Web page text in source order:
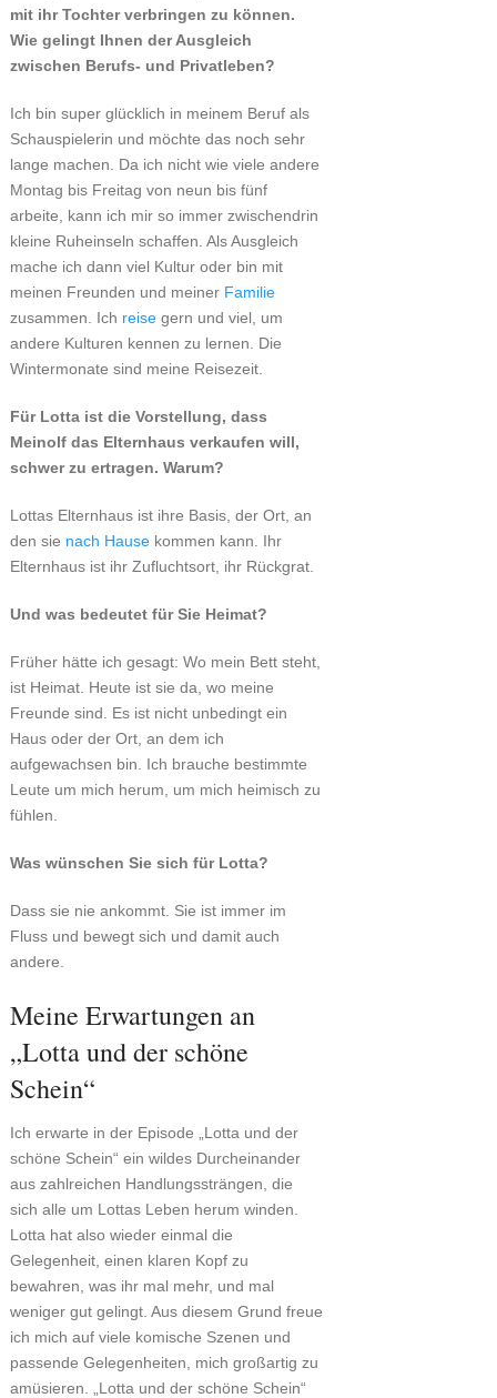
mit ihr Tochter verbringen zu können.
Wie gelingt Ihnen der Ausgleich
zwischen Berufs- und Privatleben?
Ich bin super glücklich in meinem Beruf als
Schauspielerin und möchte das noch sehr
lange machen. Da ich nicht wie viele andere
Montag bis Freitag von neun bis fünf
arbeite, kann ich mir so immer zwischendrin
kleine Ruheinseln schaffen. Als Ausgleich
mache ich dann viel Kultur oder bin mit
meinen Freunden und meiner Familie
zusammen. Ich reisegern und viel, um
andere Kulturen kennen zu lernen. Die
Wintermonate sind meine Reisezeit.
Für Lotta ist die Vorstellung, dass
Meinolf das Elternhaus verkaufen will,
schwer zu ertragen. Warum?
Lottas Elternhaus ist ihre Basis, der Ort, an
den sie nach Hausekommen kann. Ihr
Elternhaus ist ihr Zufluchtsort, ihr Rückgrat.
Und was bedeutet für Sie Heimat?
Früher hätte ich gesagt: Wo mein Bett steht,
ist Heimat. Heute ist sie da, wo meine
Freunde sind. Es ist nicht unbedingt ein
Haus oder der Ort, an dem ich
aufgewachsen bin. Ich brauche bestimmte
Leute um mich herum, um mich heimisch zu
fühlen.
Was wünschen Sie sich für Lotta?
Dass sie nie ankommt. Sie ist immer im
Fluss und bewegt sich und damit auch
andere.
Meine Erwartungen an
„Lotta und der schöne
Schein“
Ich erwarte in der Episode „Lotta und der
schöne Schein“ ein wildes Durcheinander
aus zahlreichen Handlungssträngen, die
sich alle um Lottas Leben herum winden.
Lotta hat also wieder einmal die
Gelegenheit, einen klaren Kopf zu
bewahren, was ihr mal mehr, und mal
weniger gut gelingt. Aus diesem Grund freue
ich mich auf viele komische Szenen und
passende Gelegenheiten, mich großartig zu
amüsieren. „Lotta und der schöne Schein“